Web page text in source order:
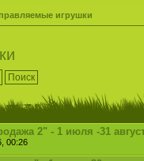
игрушки
2" - 1 июля -31
00:26